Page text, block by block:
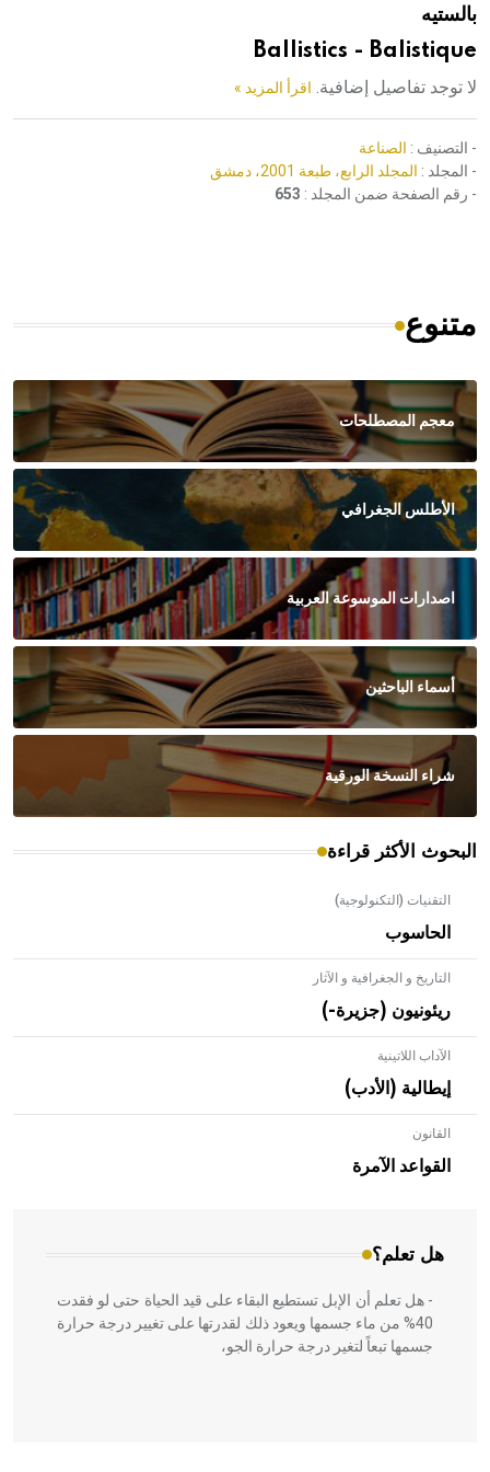
بالستيه
Ballistics - Balistique
لا توجد تفاصيل إضافية. اقرأ المزيد »
- التصنيف : الصناعة
- المجلد : المجلد الرابع، طبعة 2001، دمشق
- رقم الصفحة ضمن المجلد : 653
متنوع
معجم المصطلحات
الأطلس الجغرافي
اصدارات الموسوعة العربية
أسماء الباحثين
شراء النسخة الورقية
البحوث الأكثر قراءة
التقنيات (التكنولوجية)
الحاسوب
التاريخ و الجغرافية و الآثار
ريئونيون (جزيرة-)
الآداب اللاتينية
إيطالية (الأدب)
القانون
القواعد الآمرة
هل تعلم؟
- هل تعلم أن الأبلق نوع من الفنون الهندسية التي ارتبطت
بالعمارة الإسلامية في بلاد الشام ومصر خاصة، حيث يحرص
المعمار على بناء مداميكه وخاصة في الواجهات
- هل تعلم أن الإبل تستطيع البقاء على قيد الحياة حتى لو فقدت
40% من ماء جسمها ويعود ذلك لقدرتها على تغيير درجة حرارة
جسمها تبعاً لتغير درجة حرارة الجو،